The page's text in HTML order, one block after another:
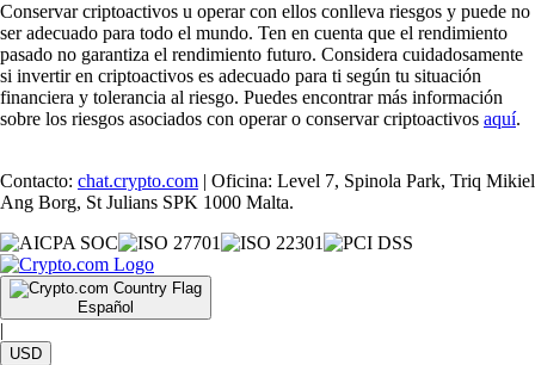
Conservar criptoactivos u operar con ellos conlleva riesgos y puede no
ser adecuado para todo el mundo. Ten en cuenta que el rendimiento
pasado no garantiza el rendimiento futuro. Considera cuidadosamente
si invertir en criptoactivos es adecuado para ti según tu situación
financiera y tolerancia al riesgo. Puedes encontrar más información
sobre los riesgos asociados con operar o conservar criptoactivos aquí.
Contacto: chat.crypto.com | Oficina: Level 7, Spinola Park, Triq Mikiel
Ang Borg, St Julians SPK 1000 Malta.
Español
|
USD